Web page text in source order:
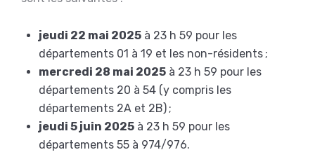
jeudi 22 mai 2025 à 23 h 59 pour les
départements 01 à 19 et les non-résidents ;
mercredi 28 mai 2025 à 23 h 59 pour les
départements 20 à 54 (y compris les
départements 2A et 2B) ;
jeudi 5 juin 2025 à 23 h 59 pour les
départements 55 à 974/976.